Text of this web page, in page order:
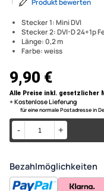
MINI DVI
MacBook
Stecker 1: Mini DVI
Stecker 2: DVI-D
Länge: 0,2 m
Farbe: weiss
Modell:
Zustand:Neu
EAN:5412810120185
Produkt bewerten